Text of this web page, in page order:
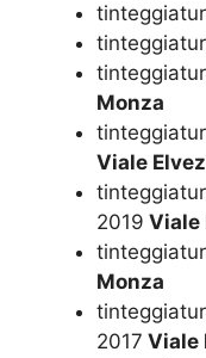
Monza
Viale
2019 Viale
Monza
2017 Viale